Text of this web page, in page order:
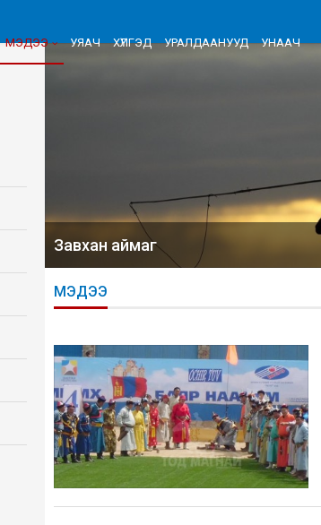
МЭДЭЭ УЯАЧ ХҮЛГЭД УРАЛДААНУУД УНААЧ
Завхан аймаг
МЭДЭЭ